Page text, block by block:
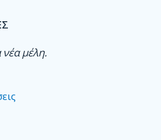
μέλη.